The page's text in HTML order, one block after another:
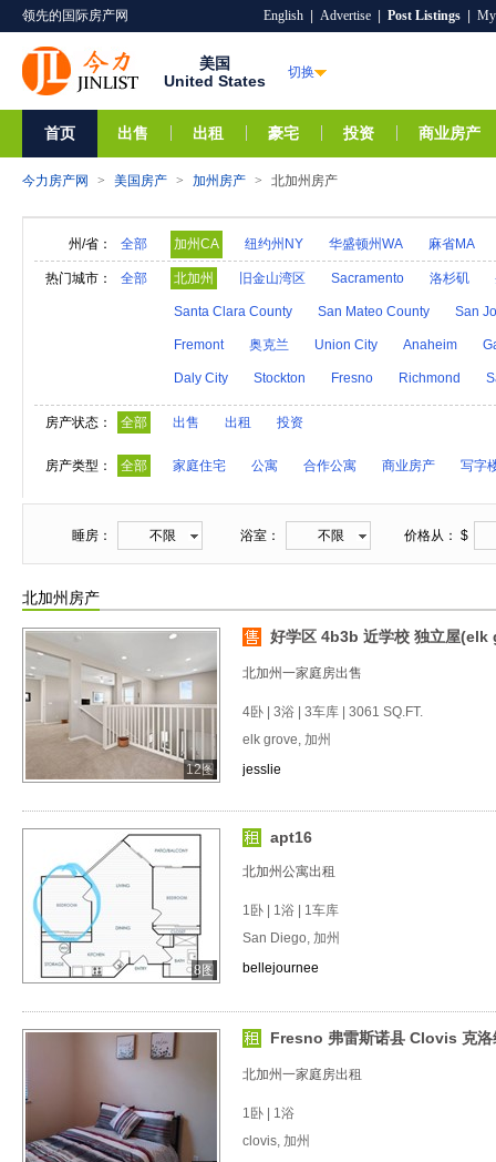
领先的国际房产网 English Advertise Post Listings
美国
United States
切换
首页 出售 出租 豪宅 投资 商业房产
今力房产网 > 美国房产 > 加州房产 > 北加州房产
州/省： 全部 加州CA 纽约州NY 华盛顿州WA 麻省MA
阿拉巴马AL 夏威夷HI 爱达荷ID 阿拉斯加AK
亚利桑那AZ 阿肯色AR 密歇根MI 明尼苏达
内华达NV 新汉普郡NH 科罗拉多CO 新墨
奥克拉荷马OK 俄勒冈州OR 特拉华DE 罗
维莫特VT 弗吉尼亚VA 西弗吉尼亚WV 威斯
热门城市： 全部 北加州 旧金山湾区 Sacramento 洛杉矶
Santa Clara County San Mateo County San
Fremont 奥克兰 Union City Anaheim
Daly City Stockton Fresno Richmond
房产状态： 全部 出售 出租 投资
房产类型： 全部 家庭住宅 公寓 合作公寓 商业房产 写字
睡房： 不限 浴室： 不限 价格从： $
北加州房产
12图
好学区 4b3b 近学校 独立屋(elk
北加州一家庭房出售
4卧 | 3浴 | 3车库 | 3061 SQ.FT.
elk grove, 加州
jesslie
8图
apt16
北加州公寓出租
1卧 | 1浴 | 1车库
San Diego, 加州
bellejournee
Fresno 弗雷斯诺县 Clovis 克洛
北加州一家庭房出租
1卧 | 1浴
clovis, 加州